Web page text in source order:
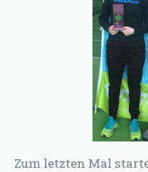
Zum letzten Mal